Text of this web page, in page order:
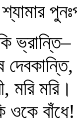
ভ্রান্তি–
মরি মরি।
ওকে বাঁধে!